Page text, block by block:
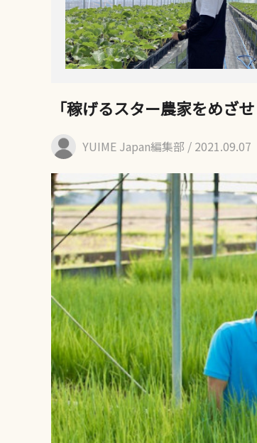
「稼げるスター農家をめざ
YUIME Japan編集部 / 2021.09.07